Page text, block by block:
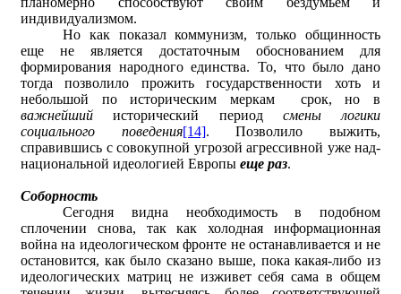
индивидуализмом.
Но как показал коммунизм, только общинность
еще не является достаточным обоснованием для
формирования народного единства. То, что было дано
тогда позволило прожить государственности хоть и
небольшой по историческим меркам срок, но в
важнейший исторический период смены логики
социального поведения[14]. Позволило выжить,
справившись с совокупной угрозой агрессивной уже над-
национальной идеологией Европы еще раз.
Соборность
Сегодня видна необходимость в подобном
сплочении снова, так как холодная информационная
война на идеологическом фронте не останавливается и не
остановится, как было сказано выше, пока какая-либо из
идеологических матриц не изживет себя сама в общем